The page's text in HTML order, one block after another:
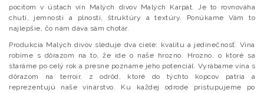
pocitom v ústach vín Malých divov Malých Karpát. Je to rovnováha
chutí, jemnosti a plnosti, štruktúry a textúry. Ponúkame Vám to
najlepšie, čo nám dáva sám chotár.
Produkcia Malých divov sleduje dva ciele: kvalitu a jedinečnosť. Vína
robíme s dôrazom na to, že ide o naše hrozno. Hrozno, o ktoré sa
staráme po celý rok a presne poznáme jeho potenciál. Vyrábame vína s
dôrazom na terroir, z odrôd, ktoré do týchto kopcov patria a
reprezentujú naše vinárstvo. Ku každej odrode pristupujeme po